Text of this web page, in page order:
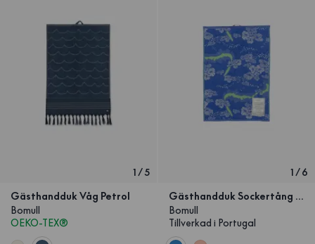
1/5
Gästhandduk Våg Petrol
Bomull
OEKO-TEX®
1/6
Gästhandduk Sockertång Blå
Bomull
Tillverkad i Portugal